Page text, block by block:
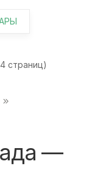
страниц)
—